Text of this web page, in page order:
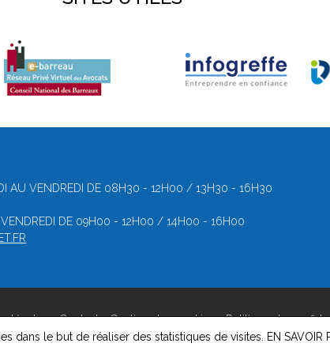
AU VENDREDI DE 08H30 - 12H00 / 13H30 - 16H30
DE 09H00 - 12H00 / 14H00 - 16H00
légales-Contact-Gestion des cookies-Politique de
dans le but de réaliser des statistiques de visites. EN SAVOIR